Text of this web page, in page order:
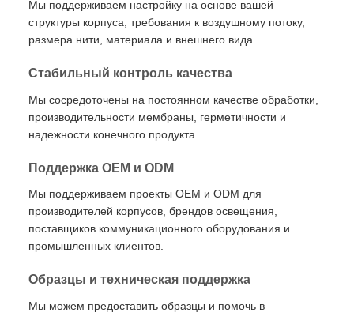
Мы поддерживаем настройку на основе вашей
структуры корпуса, требования к воздушному потоку,
размера нити, материала и внешнего вида.
Стабильный контроль качества
Мы сосредоточены на постоянном качестве обработки,
производительности мембраны, герметичности и
надежности конечного продукта.
Поддержка OEM и ODM
Мы поддерживаем проекты OEM и ODM для
производителей корпусов, брендов освещения,
поставщиков коммуникационного оборудования и
промышленных клиентов.
Образцы и техническая поддержка
Мы можем предоставить образцы и помочь в